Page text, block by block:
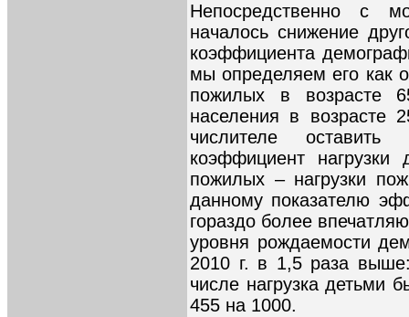
Непосредственно с
началось снижение
коэффициента
мы определяем его как
пожилых в возрасте
населения в возрасте
числителе
коэффициент нагрузки
пожилых – нагрузки
данному показателю
гораздо более
уровня рождаемости
2010 г. в 1,5 раза
числе нагрузка
455 на 1000.